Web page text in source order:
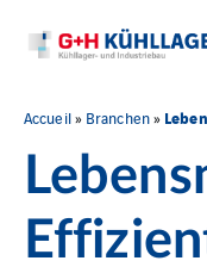
Accueil» Branchen»